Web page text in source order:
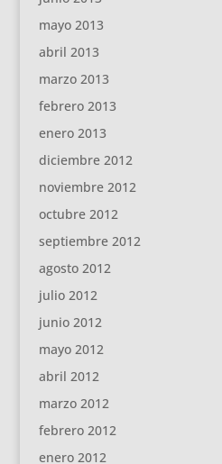
mayo 2013
abril 2013
marzo 2013
febrero 2013
enero 2013
diciembre 2012
noviembre 2012
octubre 2012
septiembre 2012
agosto 2012
julio 2012
junio 2012
mayo 2012
abril 2012
marzo 2012
febrero 2012
enero 2012